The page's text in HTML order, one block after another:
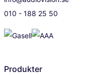
010 - 188 25 50
Produkter